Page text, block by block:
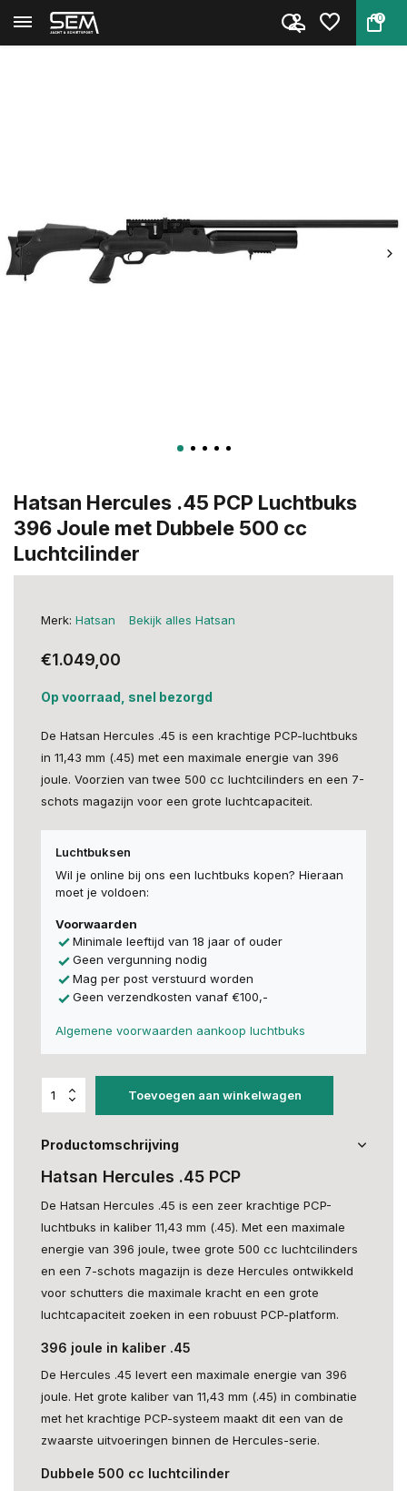
0
Terug Home Hatsan Hercules .45 PCP Luchtb...
Hatsan Hercules .45 PCP Luchtbuks
396 Joule met Dubbele 500 cc
Luchtcilinder
Merk: Hatsan Bekijk alles Hatsan
€1.049,00
Op voorraad, snel bezorgd
De Hatsan Hercules .45 is een krachtige PCP-luchtbuks
in 11,43 mm (.45) met een maximale energie van 396
joule. Voorzien van twee 500 cc luchtcilinders en een 7-
schots magazijn voor een grote luchtcapaciteit.
Luchtbuksen
Wil je online bij ons een luchtbuks kopen? Hieraan
moet je voldoen:
Voorwaarden
Minimale leeftijd van 18 jaar of ouder
Geen vergunning nodig
Mag per post verstuurd worden
Geen verzendkosten vanaf €100,-
Algemene voorwaarden aankoop luchtbuks
Toevoegen aan winkelwagen
Productomschrijving
Hatsan Hercules .45 PCP
De Hatsan Hercules .45 is een zeer krachtige PCP-
luchtbuks in kaliber 11,43 mm (.45). Met een maximale
energie van 396 joule, twee grote 500 cc luchtcilinders
en een 7-schots magazijn is deze Hercules ontwikkeld
voor schutters die maximale kracht en een grote
luchtcapaciteit zoeken in een robuust PCP-platform.
396 joule in kaliber .45
De Hercules .45 levert een maximale energie van 396
joule. Het grote kaliber van 11,43 mm (.45) in combinatie
met het krachtige PCP-systeem maakt dit een van de
zwaarste uitvoeringen binnen de Hercules-serie.
Dubbele 500 cc luchtcilinder